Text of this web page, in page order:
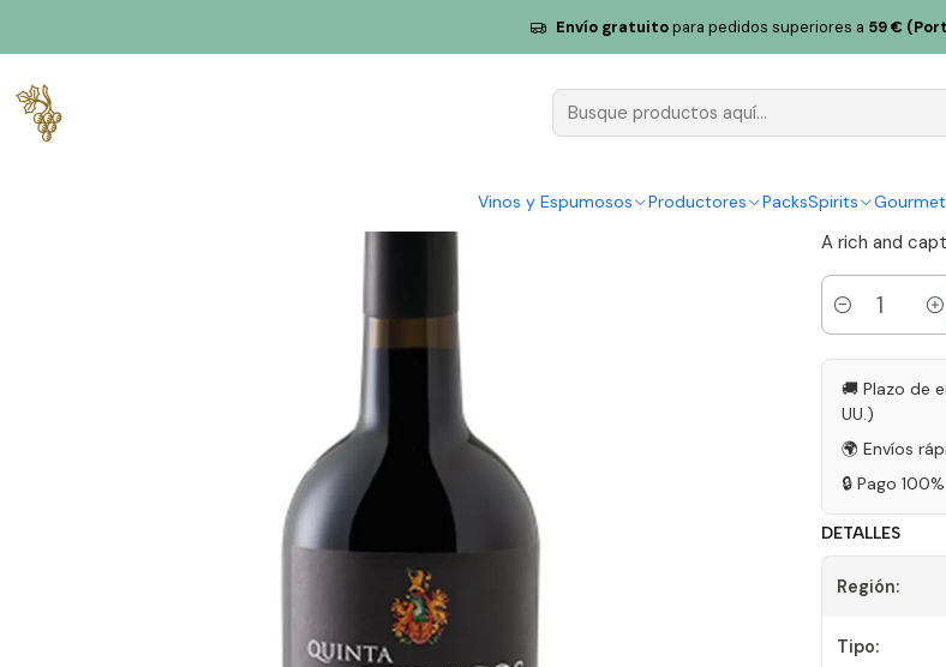
Vinos y Espumosos Productores PacksSpirits Gourmet
Envío gratuitopara pedidos superiores a 59 €
Quinta dos Ávidagos Porto LBV 2019 75cl
|
A rich and
Cantidad
🚚 Plazo de
UU.)
🌍 Envíos
🔒 Pago
DETALLES
Región:
Tipo: